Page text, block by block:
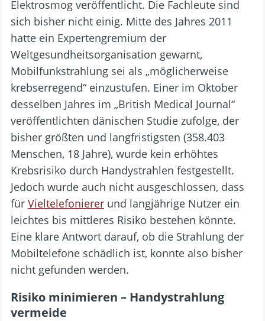
Elektrosmog veröffentlicht. Die Fachleute sind
sich bisher nicht einig. Mitte des Jahres 2011
hatte ein Expertengremium der
Weltgesundheitsorganisation gewarnt,
Mobilfunkstrahlung sei als „möglicherweise
krebserregend“ einzustufen. Einer im Oktober
desselben Jahres im „British Medical Journal“
veröffentlichten dänischen Studie zufolge, der
bisher größten und langfristigsten (358.403
Menschen, 18 Jahre), wurde kein erhöhtes
Krebsrisiko durch Handystrahlen festgestellt.
Jedoch wurde auch nicht ausgeschlossen, dass
für Vieltelefonierer und langjährige Nutzer ein
leichtes bis mittleres Risiko bestehen könnte.
Eine klare Antwort darauf, ob die Strahlung der
Mobiltelefone schädlich ist, konnte also bisher
nicht gefunden werden.
Risiko minimieren – Handystrahlung
vermeide